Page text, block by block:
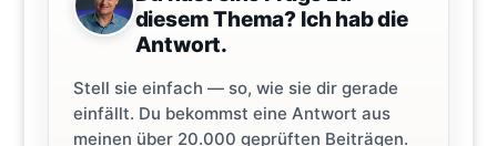
diesem Thema? Ich hab die
Antwort.
Stell sie einfach — so, wie sie dir gerade
einfällt. Du bekommst eine Antwort aus
meinen über 20.000 geprüften Beiträgen.